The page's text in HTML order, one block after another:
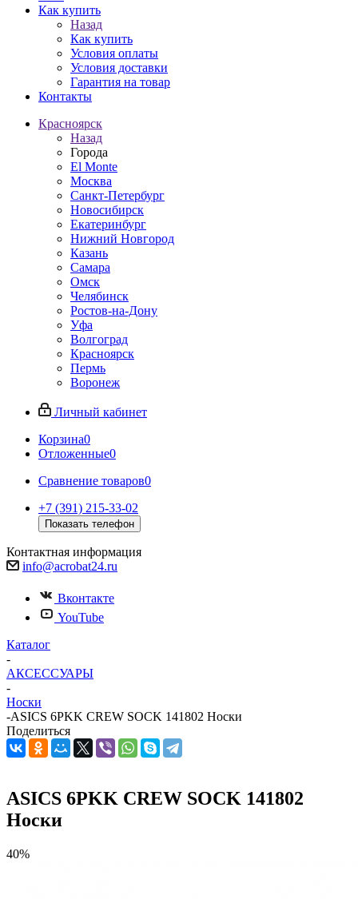
Как купить
Назад
Как купить
Условия оплаты
Условия доставки
Гарантия на товар
Контакты
Красноярск
Назад
Города
El Monte
Москва
Санкт-Петербург
Новосибирск
Екатеринбург
Нижний Новгород
Казань
Самара
Омск
Челябинск
Ростов-на-Дону
Уфа
Волгоград
Красноярск
Пермь
Воронеж
Личный кабинет
Корзина0
Отложенные0
Сравнение товаров0
+7 (391) 215-33-02
Показать телефон
Контактная информация
info@acrobat24.ru
Вконтакте
YouTube
Каталог
-
АКСЕССУАРЫ
-
Носки
-ASICS 6PKK CREW SOCK 141802 Носки
Поделиться
ASICS 6PKK CREW SOCK 141802
Носки
40%